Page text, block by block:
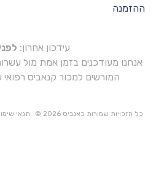
ההזמנה
עידכון אחרון: לפני 15 ימים
אנחנו מעודכנים בזמן אמת מול
המורשים למכור קנאביס
כל הזכויות שמורות כאנביס 2026 © תנאי